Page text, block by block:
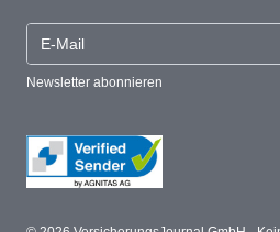
Newsletter abonnieren